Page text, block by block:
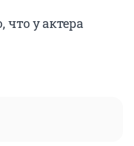
что у актера